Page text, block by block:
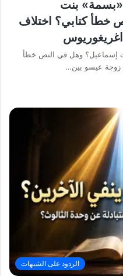
بنت
خطأ كتابي؟ اختلاف
إسماعيل؟ وهل في النص خطأ
زوجة عيسو بين…
الردود على الشبهات